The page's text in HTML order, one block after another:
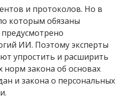
и протоколов. Но в
которым обязаны
ИИ. Поэтому эксперты
упростить и расширить
закона об основах
и закона о персональных